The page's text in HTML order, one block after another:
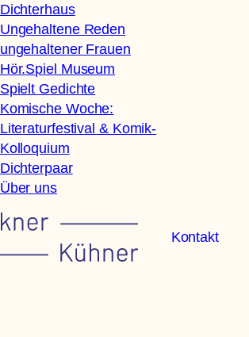
Dichterhaus
Ungehaltene Reden
ungehaltener Frauen
Hör.Spiel Museum
Spielt Gedichte
Komische Woche:
Literaturfestival & Komik-
Kolloquium
Dichterpaar
Über uns
Kontakt